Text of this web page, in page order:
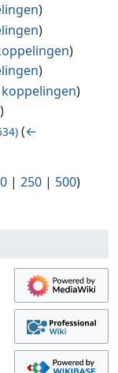
)
)
)
)
)
)
(←
| 250 | 500)